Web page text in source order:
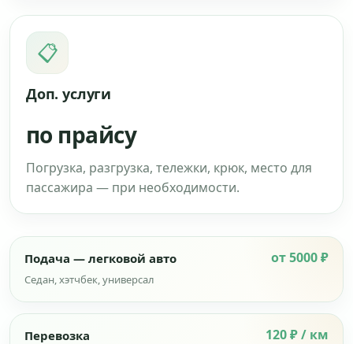
📋
Доп. услуги
по прайсу
Погрузка, разгрузка, тележки, крюк, место для
пассажира — при необходимости.
Подача — легковой авто от 5000 ₽
Седан, хэтчбек, универсал
Перевозка 120 ₽ / км